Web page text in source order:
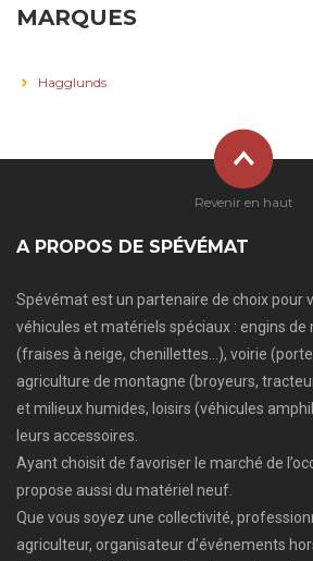
MARQUES
Hagglunds
A PROPOS DE SPÉVÉMAT
Spévémat est un partenaire de choix pour
véhicules et matériels spéciaux : engins
(fraises à neige, chenillettes…), voirie
agriculture de montagne (broyeurs,
et milieux humides, loisirs (véhicules
leurs accessoires.
Ayant choisit de favoriser le marché de
propose aussi du matériel neuf.
Que vous soyez une collectivité,
agriculteur, organisateur d’événements
Revenir en haut